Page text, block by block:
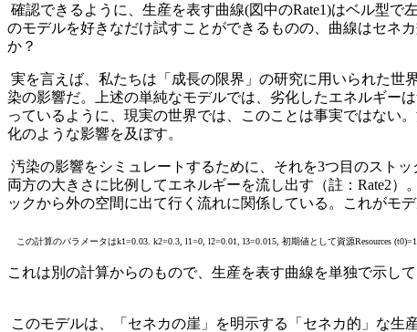
確認できるように、生産を表す曲線(図中のRate1)はベル型で
のモデルを好きなだけ試すことができるものの、曲線はセネ
か？
実を言えば、私たちは「成長の限界」の研究に用いられた
染の影響だ。上述の単純なモデルでは、劣化したエネルギー
っているように、現実の世界では、このことは事実ではない
化のような影響を及ぼす。
汚染の影響をシミュレートするために、それを3つ目のスト
両方の大きさに比例してエネルギーを流し出す（註：Rate2
ックから外の空間に出て行く流れに関係している。これがモ
この計算のパラメータはk1=0.03. k2=0.3, l1=0, l2=0.01, l3=0.015, 初期値として資源Resources
これは別の計算からのもので、生産を表す曲線を単独で示して
このモデルは、「セネカの崖」を明示する「セネカ的」な